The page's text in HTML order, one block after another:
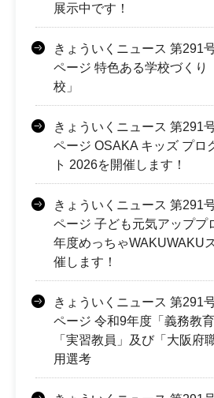
展示中です！
きょういくニュース 第291
ページ 特色ある学校づくり
校」
きょういくニュース 第291
ページ OSAKA キッズ プロ
ト 2026を開催します！
きょういくニュース 第291
ページ 子ども元気アッププ
年度めっちゃWAKUWAKU
催します！
きょういくニュース 第291
ページ 令和9年度「義務教
「実習教員」及び「大阪府
用選考